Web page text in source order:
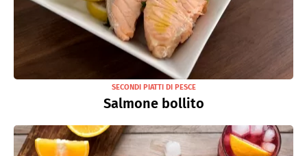
SECONDI PIATTI DI PESCE
Salmone bollito